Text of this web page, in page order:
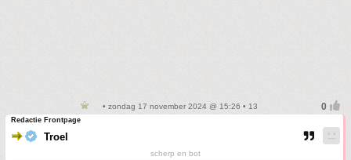
• zondag 17 november 2024 @ 15:26 • 13
Redactie Frontpage
Troel
scherp en bot